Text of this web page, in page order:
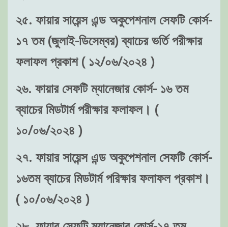
২৫. ফায়ার সায়েন্স এন্ড অকুপেশনাল সেফটি কোর্স-
১৭ তম (জুলাই-ডিসেম্বর) ব্যাচের ভর্তি পরীক্ষার
ফলাফল প্রকাশ ( ১২/০৬/২০২৪ )
২৬. ফায়ার সেফটি ম্যানেজার কোর্স- ১৬ তম
ব্যাচের মিডটার্ম পরীক্ষার ফলাফল। (
১০/০৬/২০২৪ )
২৭. ফায়ার সায়েন্স এন্ড অকুপেশনাল সেফটি কোর্স-
১৬তম ব্যাচের মিডটার্ম পরিক্ষার ফলাফল প্রকাশ।
( ১০/০৬/২০২৪ )